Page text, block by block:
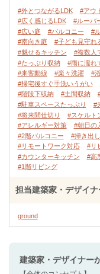
#外とつながるLDK #アウ
#広く感じるLDK
#ルーバ
#広い庭
#バルコニー #
#南向き庭
#子ども見守れ
#魅せるキッチン
#複数人
#たっぷり収納
#雨に濡れ
#来客動線
#楽々洗濯 #
#帰宅後すぐ手洗いうがい
#階段下収納
#土間収納
#駐車スペースたっぷり
#
#将来間仕切り
#スケルト
#アレルギー対策
#朝日の
#2階バルコニー
#掃き出
#リモートワーク対応
#リ
#カウンターキッチン
#高
#1階リビング
担当建築家・デザイナ
ground
建築家・デザイナー